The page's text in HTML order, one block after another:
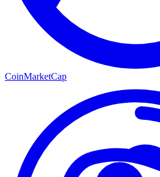
CoinMarketCap